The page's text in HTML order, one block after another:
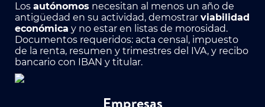
Los autónomos necesitan al menos un año de
antigüedad en su actividad, demostrar viabilidad
económica y no estar en listas de morosidad.
Documentos requeridos: acta censal, impuesto
de la renta, resumen y trimestres del IVA, y recibo
bancario con IBAN y titular.
Empresas